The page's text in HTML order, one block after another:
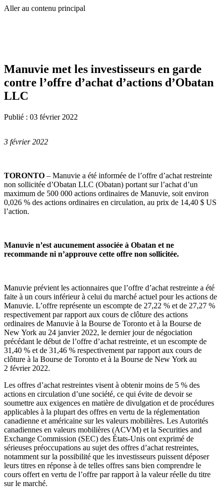
Aller au contenu principal
Manuvie met les investisseurs en garde
contre l’offre d’achat d’actions d’Obatan
LLC
Publié : 03 février 2022
3 février 2022
TORONTO – Manuvie a été informée de l’offre d’achat restreinte
non sollicitée d’Obatan LLC (Obatan) portant sur l’achat d’un
maximum de 500 000 actions ordinaires de Manuvie, soit environ
0,026 % des actions ordinaires en circulation, au prix de 14,40 $ US
l’action.
Manuvie n’est aucunement associée à Obatan et ne
recommande ni n’approuve cette offre non sollicitée.
Manuvie prévient les actionnaires que l’offre d’achat restreinte a été
faite à un cours inférieur à celui du marché actuel pour les actions de
Manuvie. L’offre représente un escompte de 27,22 % et de 27,27 %
respectivement par rapport aux cours de clôture des actions
ordinaires de Manuvie à la Bourse de Toronto et à la Bourse de
New York au 24 janvier 2022, le dernier jour de négociation
précédant le début de l’offre d’achat restreinte, et un escompte de
31,40 % et de 31,46 % respectivement par rapport aux cours de
clôture à la Bourse de Toronto et à la Bourse de New York au
2 février 2022.
Les offres d’achat restreintes visent à obtenir moins de 5 % des
actions en circulation d’une société, ce qui évite de devoir se
soumettre aux exigences en matière de divulgation et de procédures
applicables à la plupart des offres en vertu de la réglementation
canadienne et américaine sur les valeurs mobilières. Les Autorités
canadiennes en valeurs mobilières (ACVM) et la Securities and
Exchange Commission (SEC) des États-Unis ont exprimé de
sérieuses préoccupations au sujet des offres d’achat restreintes,
notamment sur la possibilité que les investisseurs puissent déposer
leurs titres en réponse à de telles offres sans bien comprendre le
cours offert en vertu de l’offre par rapport à la valeur réelle du titre
sur le marché.